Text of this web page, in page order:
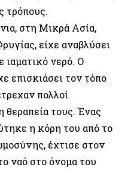
τρόπους.
στη Μικρά Ασία,
είχε αναβλύσει
ιαματικό νερό. Ο
επισκιάσει τον τόπο
πολλοί
θεραπεία τους. Ένας
η κόρη του από το
έχτισε στον
ναό στο όνομα του